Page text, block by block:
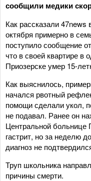
сообщили медики
Как рассказали 47news
октября примерно в
поступило сообщение
что в своей квартире в
Приозерске умер 15-
Как выяснилось,
начался рвотный
помощи сделали укол,
не подавал. Ранее он
Центральной больнице
гастрит, но за неделю
диагноз не
Труп школьника
причины смерти.